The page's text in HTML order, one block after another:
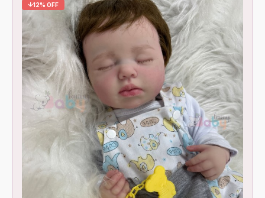
12% OFF